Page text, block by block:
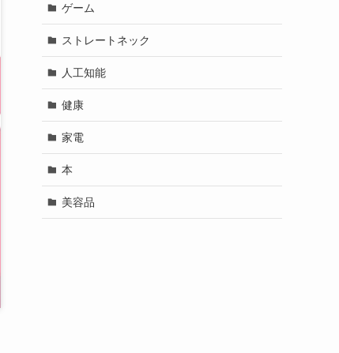
ゲーム
ストレートネック
人工知能
健康
家電
本
美容品